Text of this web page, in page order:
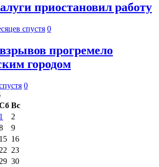
приостановил работу
спустя 0
прогремело
городом
0
Вс
1
2
9
15 16
22 23
29 30